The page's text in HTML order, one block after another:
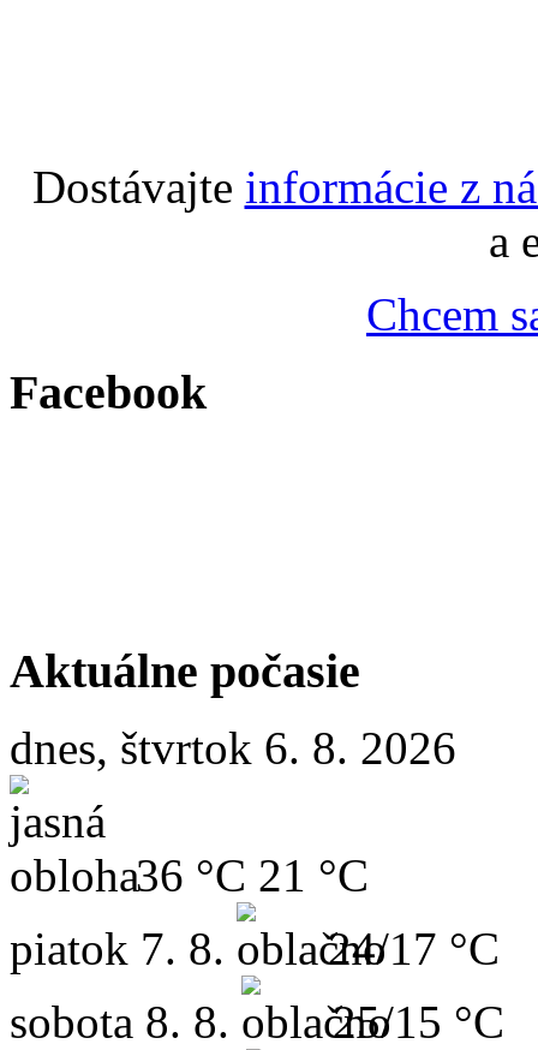
Dostávajte informácie z
a
Chcem
Facebook
Aktuálne počasie
dnes, štvrtok 6. 8. 2026
36 °C 21 °C
piatok 7. 8.
24/17 °C
sobota 8. 8. 25/15 °C